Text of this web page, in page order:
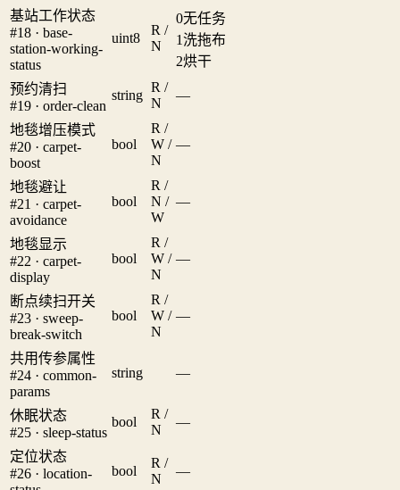
基站工作状态
#18 · base-
station-working-
status
uint8
R /
N
0无任务
1洗拖布
2烘干
预约清扫
#19 · order-clean
string
R /
N
—
地毯增压模式
#20 · carpet-
boost
bool
R /
W /
N
—
地毯避让
#21 · carpet-
avoidance
bool
R /
N /
W
—
地毯显示
#22 · carpet-
display
bool
R /
W /
N
—
断点续扫开关
#23 · sweep-
break-switch
bool
R /
W /
N
—
共用传参属性
#24 · common-
params
string —
休眠状态
#25 · sleep-status
bool
R /
N
—
定位状态
#26 · location-
bool
R /
N
—